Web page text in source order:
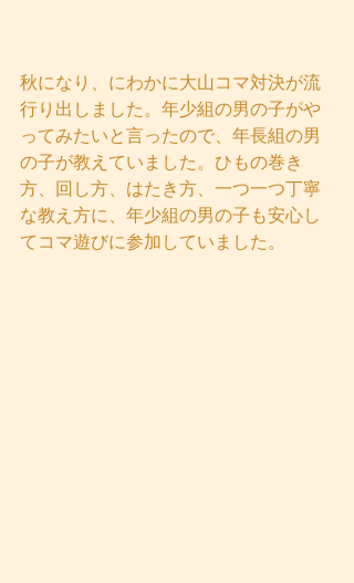
秋になり、にわかに大山コマ対決が流
行り出しました。年少組の男の子がや
ってみたいと言ったので、年長組の男
の子が教えていました。ひもの巻き
方、回し方、はたき方、一つ一つ丁寧
な教え方に、年少組の男の子も安心し
てコマ遊びに参加していました。